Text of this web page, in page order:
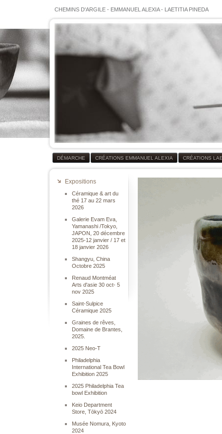
CHEMINS D'ARGILE - EMMANUEL ALEXIA- LAETITIA PINEDA
DÉMARCHE CRÉATIONS EMMANUEL ALEXIA CRÉATIONS
Expositions
Céramique & art du
thé 17 au 22 mars
2026
Galerie Evam Eva,
Yamanashi /Tokyo,
JAPON, 20 décembre
2025-12 janvier / 17 et
18 janvier 2026
Shangyu, China
Octobre 2025
Renaud Montméat
Arts d'asie 30 oct- 5
nov 2025
Saint-Sulpice
Céramique 2025
Graines de rêves,
Domaine de Brantes,
2025.
2025 Neo-T
Philadelphia
International Tea Bowl
Exhibition 2025
2025 Philadelphia Tea
bowl Exhibition
Keio Department
Store, Tōkyō 2024
Musée Nomura, Kyoto
2024